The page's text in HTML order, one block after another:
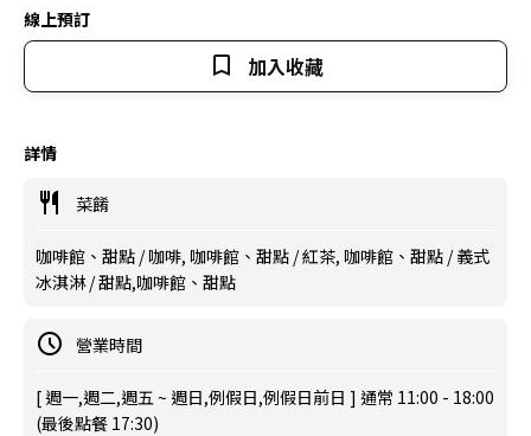
線上預訂
加入收藏
詳情
菜餚
咖啡館、甜點 / 咖啡, 咖啡館、甜點 / 紅茶, 咖啡館、甜點 / 義式
冰淇淋 / 甜點,咖啡館、甜點
營業時間
[ 週一,週二,週五 ~ 週日,例假日,例假日前日 ] 通常 11:00 - 18:00
(最後點餐 17:30)